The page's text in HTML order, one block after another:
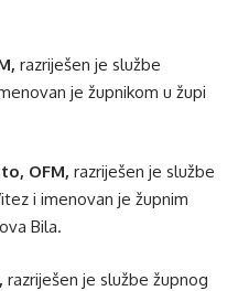
razriješen je službe
je župnikom u župi
OFM, razriješen je službe
i imenovan je župnim
Bila.
razriješen je službe župnog